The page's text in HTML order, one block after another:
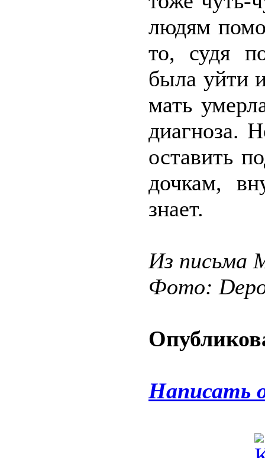
людям
то, судя
была уйти
мать
диагноза.
оставить
дочкам,
знает.
Из письма
Фото:
Написать